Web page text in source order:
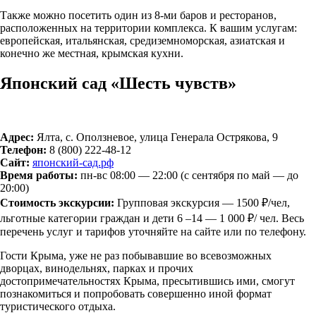
Также можно посетить один из 8-ми баров и ресторанов,
расположенных на территории комплекса. К вашим услугам:
европейская, итальянская, средиземноморская, азиатская и
конечно же местная, крымская кухни.
Японский сад «Шесть чувств»
Адрес: Ялта, с. Оползневое, улица Генерала Острякова, 9
Телефон: 8 (800) 222-48-12
Сайт: японский-сад.рф
Время работы: пн-вс 08:00 — 22:00 (с сентября по май — до
20:00)
Стоимость экскурсии: Групповая экскурсия — 1500 ₽/чел,
льготные категории граждан и дети 6 –14 — 1 000 ₽/ чел. Весь
перечень услуг и тарифов уточняйте на сайте или по телефону.
Гости Крыма, уже не раз побывавшие во всевозможных
дворцах, винодельнях, парках и прочих
достопримечательностях Крыма, пресытившись ими, смогут
познакомиться и попробовать совершенно иной формат
туристического отдыха.